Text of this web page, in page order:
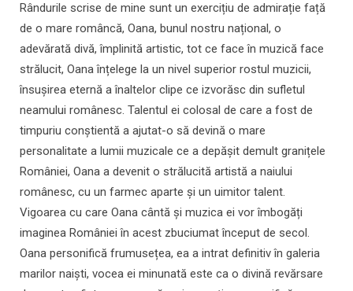
Rândurile scrise de mine sunt un exercițiu de admirație față
de o mare româncă, Oana, bunul nostru național, o
adevărată divă, împlinită artistic, tot ce face în muzică face
strălucit, Oana înțelege la un nivel superior rostul muzicii,
însușirea eternă a înaltelor clipe ce izvorăsc din sufletul
neamului românesc. Talentul ei colosal de care a fost de
timpuriu conștientă a ajutat-o să devină o mare
personalitate a lumii muzicale ce a depășit demult granițele
României, Oana a devenit o strălucită artistă a naiului
românesc, cu un farmec aparte și un uimitor talent.
Vigoarea cu care Oana cântă şi muzica ei vor îmbogăți
imaginea României în acest zbuciumat început de secol.
Oana personifică frumusețea, ea a intrat definitiv în galeria
marilor naiști, vocea ei minunată este ca o divină revărsare